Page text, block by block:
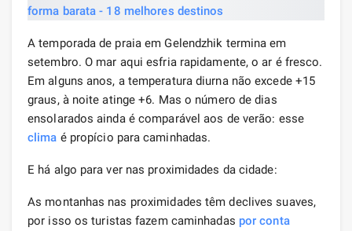
A temporada de praia em Gelendzhik termina em
setembro. O mar aqui esfria rapidamente, o ar é fresco.
Em alguns anos, a temperatura diurna não excede +15
graus, à noite atinge +6. Mas o número de dias
ensolarados ainda é comparável aos de verão: esse
clima é propício para caminhadas.
E há algo para ver nas proximidades da cidade:
As montanhas nas proximidades têm declives suaves,
por isso os turistas fazem caminhadas por conta